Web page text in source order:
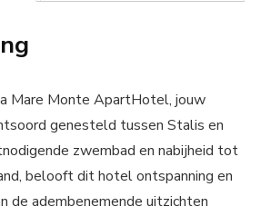
Mare Monte ApartHotel, jouw
genesteld tussen Stalis en
zwembad en nabijheid tot
belooft dit hotel ontspanning en
de adembenemende uitzichten